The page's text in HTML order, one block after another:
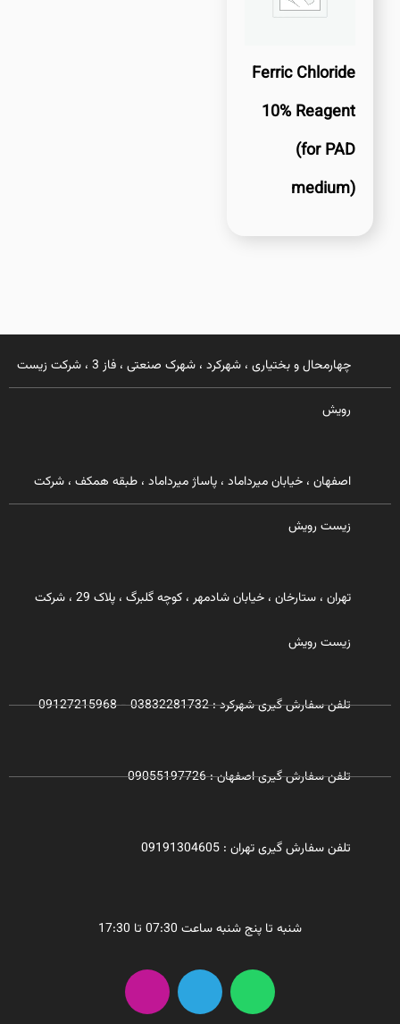
Ferric Chloride
10% Reagent
(for PAD
medium)
چهارمحال و بختیاری ، شهرکرد ، شهرک صنعتی ، فاز 3 ، شرکت زیست
رویش
اصفهان ، خیابان میرداماد ، پاساژ میرداماد ، طبقه همکف ، شرکت
زیست رویش
تهران ، ستارخان ، خیابان شادمهر ، کوچه گلبرگ ، پلاک 29 ، شرکت
زیست رویش
تلفن سفارش گیری شهرکرد : 03832281732 - 09127215968
تلفن سفارش گیری اصفهان : 09055197726
تلفن سفارش گیری تهران : 09191304605
شنبه تا پنج شنبه ساعت 07:30 تا 17:30
W
h
T
I
n